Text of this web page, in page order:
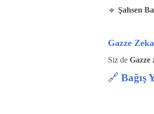
🔹 Şahsen
Gazze
Siz de Gazze
🔗 Bağış